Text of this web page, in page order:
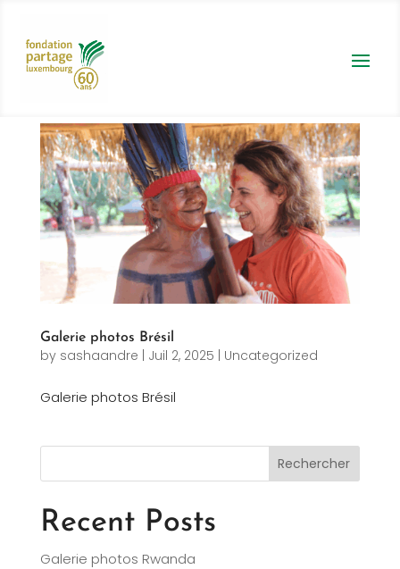
Galerie photos Brésil
by sashaandre | Juil 2, 2025 | Uncategorized
Galerie photos Brésil
Rechercher
Recent Posts
Galerie photos Rwanda